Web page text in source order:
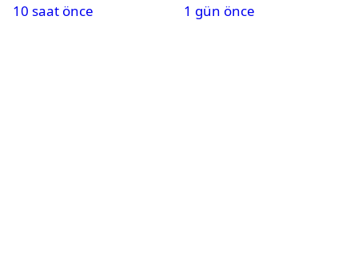
oynayacak mı?
10 saat önce
hakkında karar çıktı
1 gün önce